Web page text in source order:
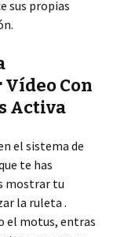
sus propias
Con
Activa
el sistema de
te has
mostrar tu
la ruleta .
el motus, entras